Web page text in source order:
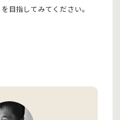
目指してみてください。